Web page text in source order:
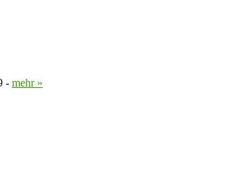
- mehr »